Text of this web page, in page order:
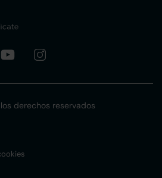
derechos reservados